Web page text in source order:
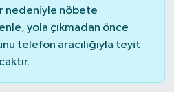
nedeniyle nöbete
yola çıkmadan önce
telefon aracılığıyla teyit